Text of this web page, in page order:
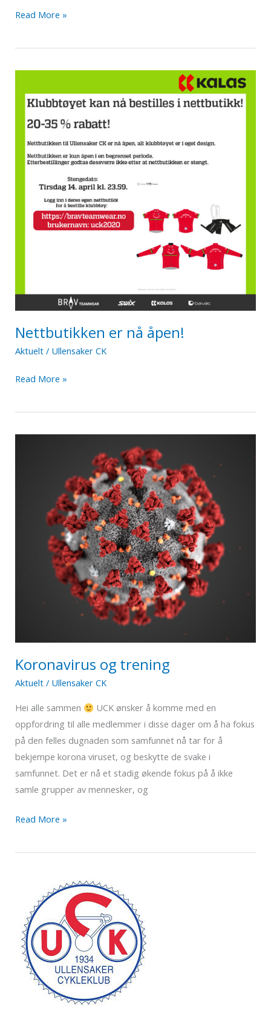
Referat
20.05.20
Read More »
Nettbutikken er nå åpen!
Aktuelt / Ullensaker CK
Nettbutikken
nå
Read More »
Koronavirus og trening
Aktuelt / Ullensaker CK
Hei alle sammen
UCK ønsker å komme med en
oppfordring til alle medlemmer i disse dager om å ha fokus
på den felles dugnaden som samfunnet nå tar for å
bekjempe korona viruset, og beskytte de svake i
samfunnet. Det er nå et stadig økende fokus på å ikke
samle grupper av mennesker, og
Koronavirus
trening
Read More »